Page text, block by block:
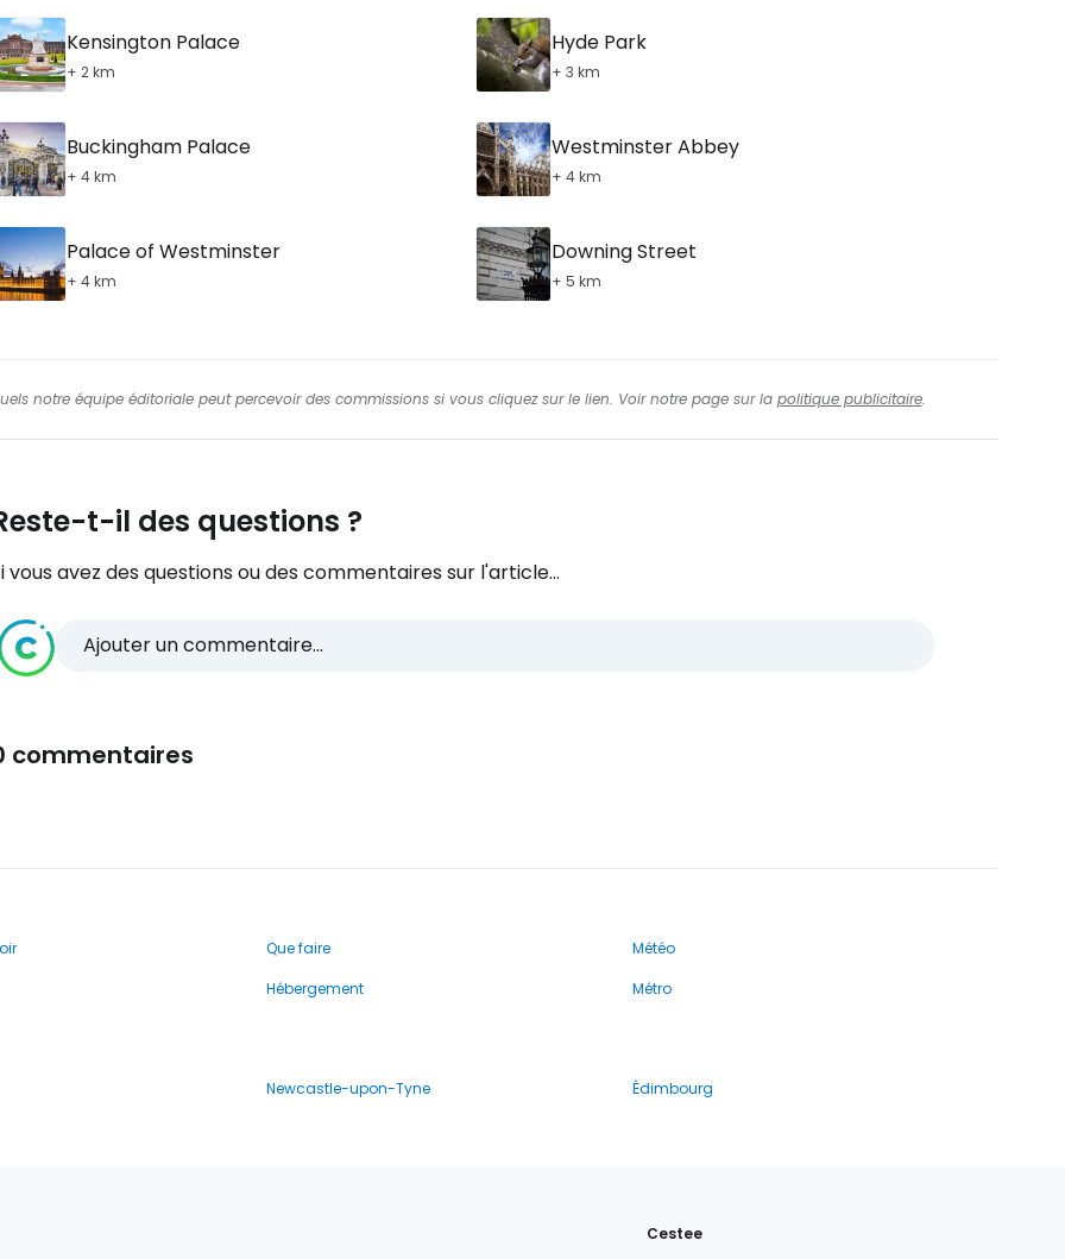
Kensington Palace
+ 2 km
Hyde Park
+ 3 km
Buckingham Palace
+ 4 km
Westminster Abbey
+ 4 km
Palace of Westminster
+ 4 km
Downing Street
+ 5 km
notre équipe éditoriale peut percevoir des commissions si vous cliquez sur le lien. Voir notre page sur la politique publicitaire.
t-il des questions ?
vous avez des questions ou des commentaires sur l'article...
Ajouter un commentaire...
commentaires
Que faire
Météo
Hébergement
Métro
Newcastle-upon-Tyne Édimbourg
Cestee